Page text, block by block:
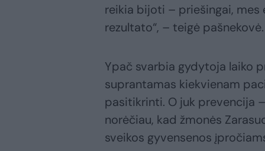
reikia bijoti – priešingai, mes
rezultato“, – teigė pašnekovė.
Ypač svarbia gydytoja laiko
suprantamas kiekvienam
pasitikrinti. O juk prevencija
norėčiau, kad žmonės
sveikos gyvensenos